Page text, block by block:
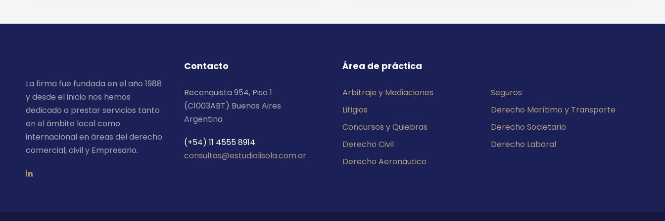
La firma fue fundada en el año 1988
y desde el inicio nos hemos
dedicado a prestar servicios tanto
en el ámbito local como
internacional en áreas del derecho
comercial, civil y Empresario.
Contacto
Reconquista 954, Piso 1
(C1003ABT) Buenos Aires
Argentina
(+54) 11 4555 8914
consultas@estudiolisola.com.ar
Área de práctica
Arbitraje y Mediaciones
Seguros
Litigios
Derecho Marítimo y Transporte
Concursos y Quiebras
Derecho Societario
Derecho Civil
Derecho Laboral
Derecho Aeronáutico